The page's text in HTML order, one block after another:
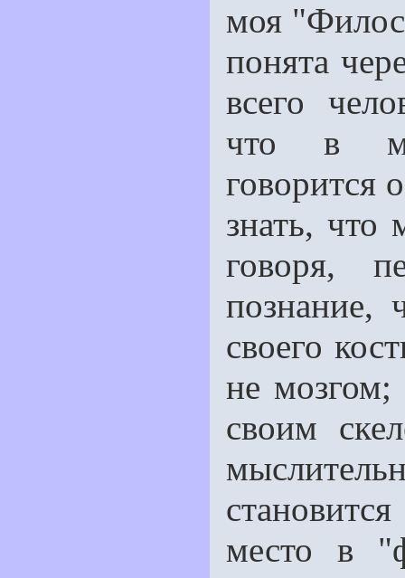
моя
понята
всего
что в
говорится
знать, что
говоря,
познание,
своего
не мозгом;
своим
место в